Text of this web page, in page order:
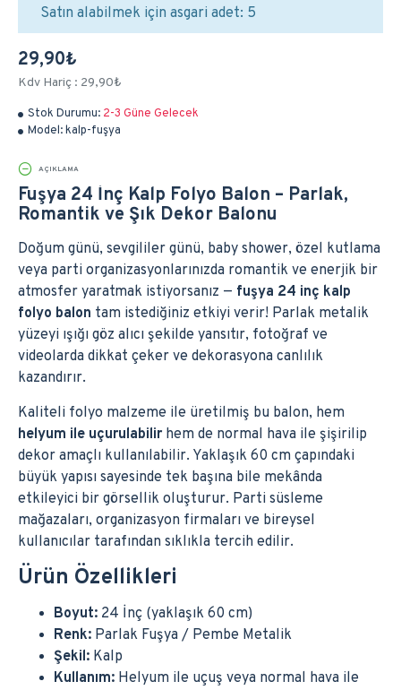
Stok Durumu: 2-3 Güne Gelecek
Model:kalp-fuşya
29,90₺
Kdv Hariç : 29,90₺
Satın alabilmek için asgari adet: 5
AÇIKLAMA
Fuşya 24 İnç Kalp Folyo Balon – Parlak,
Romantik ve Şık Dekor Balonu
Doğum günü, sevgililer günü, baby shower, özel kutlama
veya parti organizasyonlarınızda romantik ve enerjik bir
atmosfer yaratmak istiyorsanız — fuşya 24 inç kalp
folyo balon tam istediğiniz etkiyi verir! Parlak metalik
yüzeyi ışığı göz alıcı şekilde yansıtır, fotoğraf ve
videolarda dikkat çeker ve dekorasyona canlılık
kazandırır.
Kaliteli folyo malzeme ile üretilmiş bu balon, hem
helyum ile uçurulabilir hem de normal hava ile şişirilip
dekor amaçlı kullanılabilir. Yaklaşık 60 cm çapındaki
büyük yapısı sayesinde tek başına bile mekânda
etkileyici bir görsellik oluşturur. Parti süsleme
mağazaları, organizasyon firmaları ve bireysel
kullanıcılar tarafından sıklıkla tercih edilir.
Ürün Özellikleri
Boyut: 24 İnç (yaklaşık 60 cm)
Renk: Parlak Fuşya / Pembe Metalik
Şekil: Kalp
Kullanım: Helyum ile uçuş veya normal hava ile